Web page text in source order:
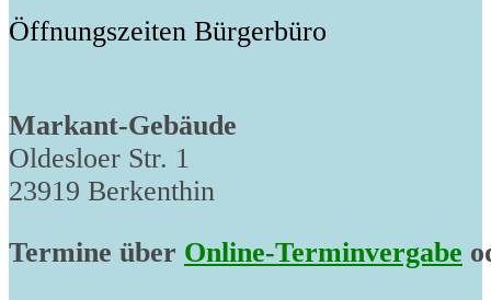
Öffnungszeiten Bürgerbüro
Markant-Gebäude
Oldesloer Str. 1
23919 Berkenthin
Termine über Online-Terminvergabe